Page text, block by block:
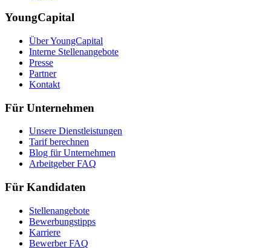
YoungCapital
Über YoungCapital
Interne Stellenangebote
Presse
Partner
Kontakt
Für Unternehmen
Unsere Dienstleistungen
Tarif berechnen
Blog für Unternehmen
Arbeitgeber FAQ
Für Kandidaten
Stellenangebote
Bewerbungstipps
Karriere
Bewerber FAQ